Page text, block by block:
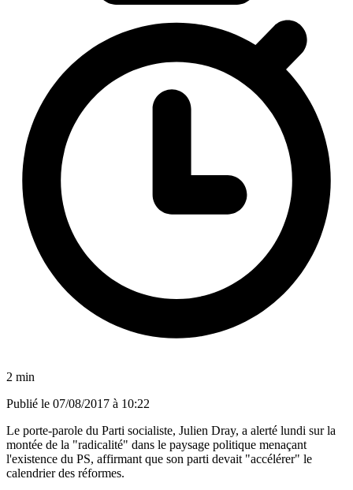
2 min
Publié le 07/08/2017 à 10:22
Le porte-parole du Parti socialiste, Julien Dray, a alerté lundi sur la
montée de la "radicalité" dans le paysage politique menaçant
l'existence du PS, affirmant que son parti devait "accélérer" le
calendrier des réformes.